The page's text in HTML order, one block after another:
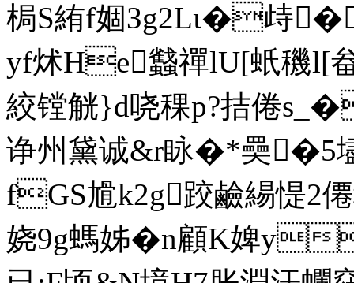
梮S絠f婟Зg2Lι�歭
yf炢He蠽禪lU[蚔穖l[
絞镗觥}d哓稞p?拮倦
诤州黛诚&r眿� *奰
fGS尳k2g跤鹼緆惿2
娆9g螞 姊�n顧K婢y